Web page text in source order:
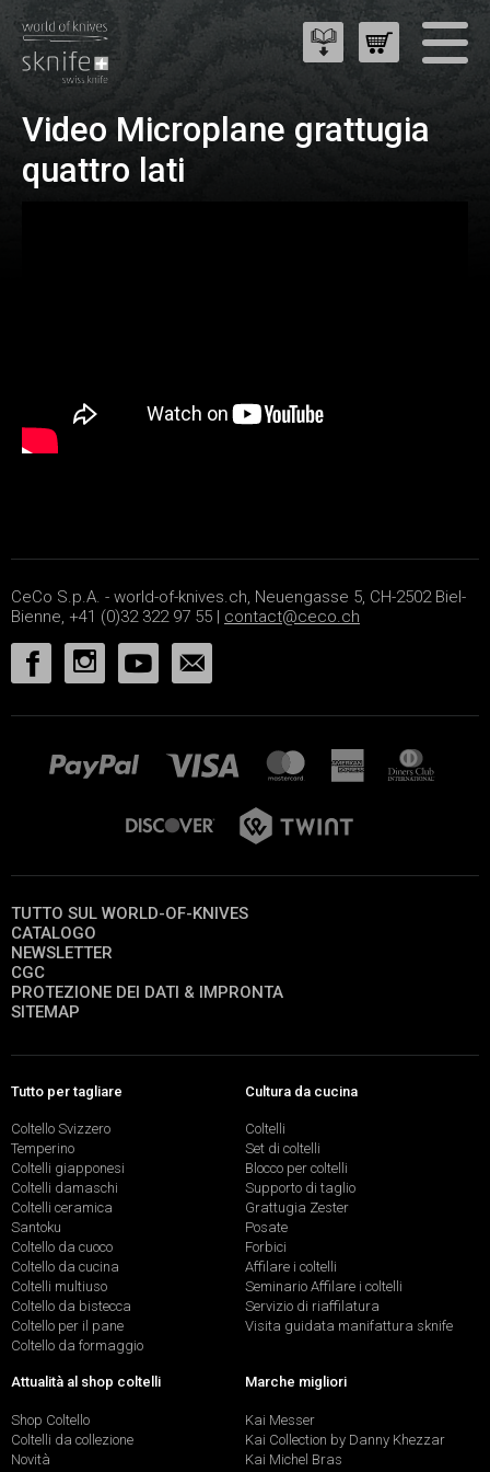
Video Microplane grattugia
quattro lati
CeCo S.p.A. - world-of-knives.ch, Neuengasse 5, CH-2502 Biel-
Bienne, +41 (0)32 322 97 55 | contact@ceco.ch
TUTTO SUL WORLD-OF-KNIVES
CATALOGO
NEWSLETTER
CGC
PROTEZIONE DEI DATI & IMPRONTA
SITEMAP
Tutto per tagliare
Coltello Svizzero
Temperino
Coltelli giapponesi
Coltelli damaschi
Coltelli ceramica
Santoku
Coltello da cuoco
Coltello da cucina
Coltelli multiuso
Coltello da bistecca
Coltello per il pane
Coltello da formaggio
Cultura da cucina
Coltelli
Set di coltelli
Blocco per coltelli
Supporto di taglio
Grattugia Zester
Posate
Forbici
Affilare i coltelli
Seminario Affilare i coltelli
Servizio di riaffilatura
Visita guidata manifattura sknife
Attualità al shop coltelli
Shop Coltello
Coltelli da collezione
Novità
Marche migliori
Kai Messer
Kai Collection by Danny Khezzar
Kai Michel Bras